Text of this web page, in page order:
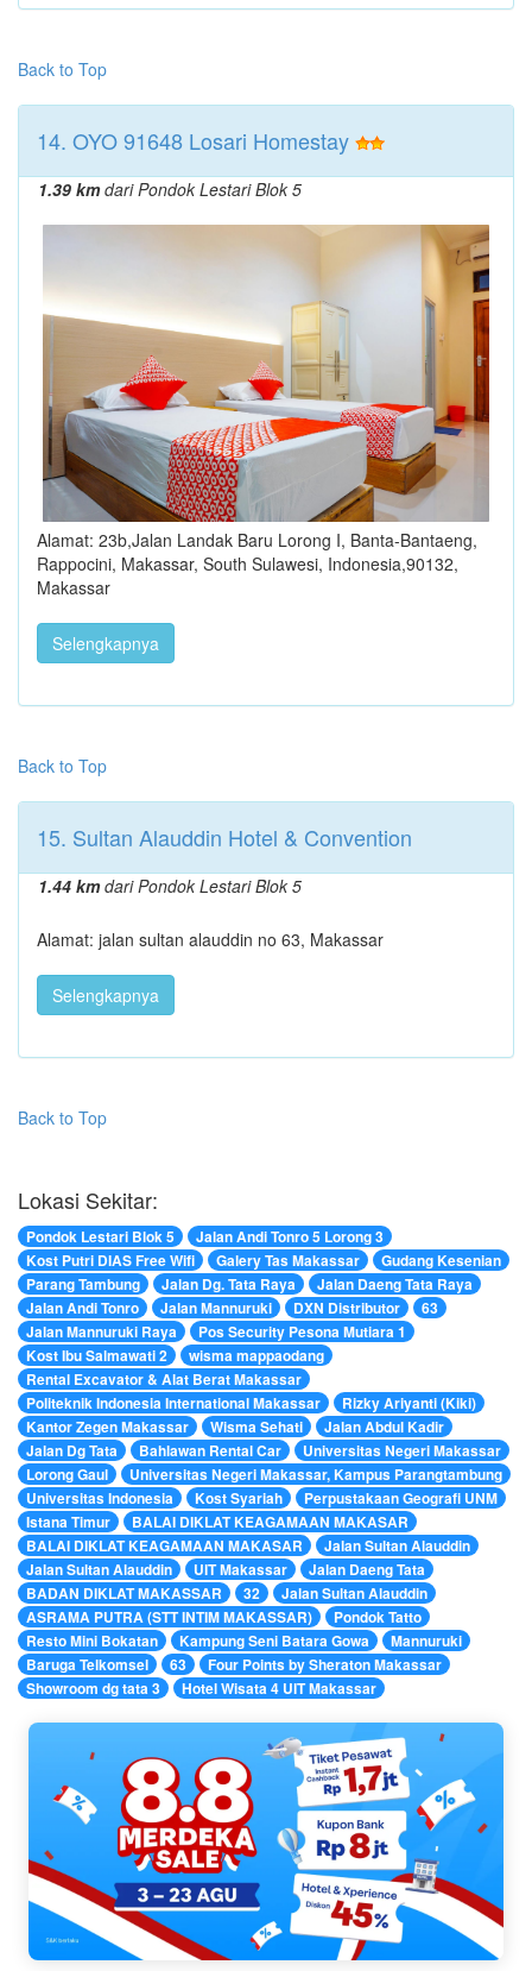
Back to Top
14. OYO 91648 Losari Homestay
1.39 kmdari Pondok Lestari Blok 5
Alamat: 23b,Jalan Landak Baru Lorong I, Banta-Bantaeng,
Rappocini, Makassar, South Sulawesi, Indonesia,90132,
Makassar
Selengkapnya
Back to Top
15. Sultan Alauddin Hotel & Convention
1.44 kmdari Pondok Lestari Blok 5
Alamat: jalan sultan alauddin no 63, Makassar
Selengkapnya
Back to Top
Lokasi Sekitar:
Pondok Lestari Blok 5
Jalan Andi Tonro 5 Lorong 3
Kost Putri DIAS Free Wifi
Galery Tas Makassar
Gudang Kesenian
Parang Tambung
Jalan Dg. Tata Raya
Jalan Daeng Tata Raya
Jalan Andi Tonro
Jalan Mannuruki DXN Distributor
63
Jalan Mannuruki Raya
Pos Security Pesona Mutiara 1
Kost Ibu Salmawati 2
wisma mappaodang
Rental Excavator & Alat Berat Makassar
Politeknik Indonesia International Makassar
Rizky Ariyanti (Kiki)
Kantor Zegen Makassar
Wisma Sehati
Jalan Abdul Kadir
Jalan Dg Tata
Bahlawan Rental Car
Universitas Negeri Makassar
Lorong Gaul
Universitas Negeri Makassar, Kampus Parangtambung
Universitas Indonesia
Kost Syariah
Perpustakaan Geografi UNM
Istana Timur
BALAI DIKLAT KEAGAMAAN MAKASAR
BALAI DIKLAT KEAGAMAAN MAKASAR
Jalan Sultan Alauddin
Jalan Sultan Alauddin
UIT Makassar
Jalan Daeng Tata
BADAN DIKLAT MAKASSAR
32
Jalan Sultan Alauddin
ASRAMA PUTRA (STT INTIM MAKASSAR)
Pondok Tatto
Resto Mini Bokatan
Kampung Seni Batara Gowa
Mannuruki
Baruga Telkomsel
63
Four Points by Sheraton Makassar
Showroom dg tata 3
Hotel Wisata 4 UIT Makassar